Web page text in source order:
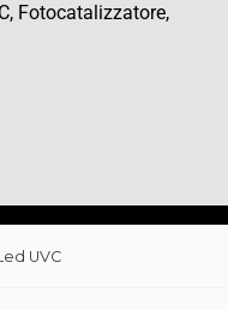
Fotocatalizzatore,
UVC